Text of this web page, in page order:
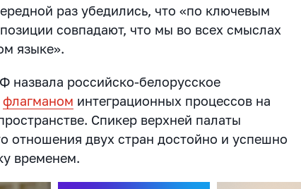
раз убедились, что «по ключевым
совпадают, что мы во всех смыслах
языке».
назвала российско-белорусское
флагманом интеграционных процессов на
Спикер верхней палаты
отношения двух стран достойно и успешно
временем.